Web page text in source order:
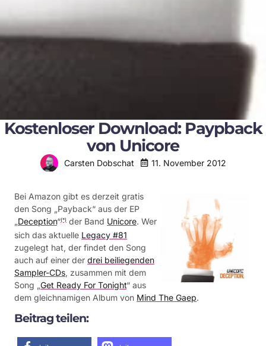
Kostenloser Download: Paypback
von Unicore
Carsten Dobschat 11. November 2012
Bei Amazon gibt es derzeit gratis
den Song „Payback“ aus der EP
„Deception“(*) der Band Unicore. Wer
sich das aktuelle Legacy #81
zugelegt hat, der findet den Song
auch auf einer der drei beiliegenden
Sampler-CDs, zusammen mit dem
Song „Get Ready For Tonight“ aus
dem gleichnamigen Album von Mind The Gaep.
Beitrag teilen: